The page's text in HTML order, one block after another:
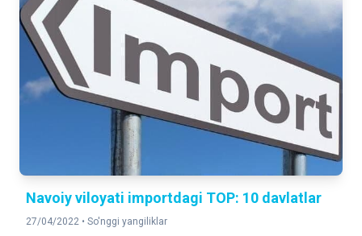
Navoiy viloyati importdagi TOP: 10 davlatlar
27/04/2022 • So'nggi yangiliklar